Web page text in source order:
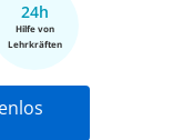
24h
Hilfe von
Lehrkräften